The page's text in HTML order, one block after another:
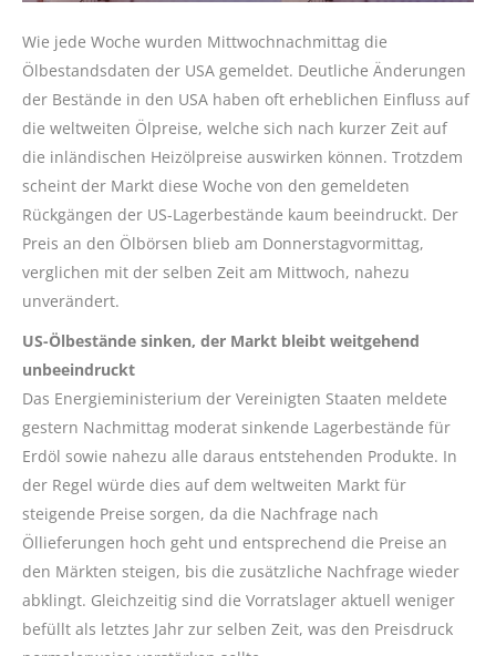
Wie jede Woche wurden Mittwochnachmittag die
Ölbestandsdaten der USA gemeldet. Deutliche Änderungen
der Bestände in den USA haben oft erheblichen Einfluss auf
die weltweiten Ölpreise, welche sich nach kurzer Zeit auf
die inländischen Heizölpreise auswirken können. Trotzdem
scheint der Markt diese Woche von den gemeldeten
Rückgängen der US-Lagerbestände kaum beeindruckt. Der
Preis an den Ölbörsen blieb am Donnerstagvormittag,
verglichen mit der selben Zeit am Mittwoch, nahezu
unverändert.
US-Ölbestände sinken, der Markt bleibt weitgehend
unbeeindruckt
Das Energieministerium der Vereinigten Staaten meldete
gestern Nachmittag moderat sinkende Lagerbestände für
Erdöl sowie nahezu alle daraus entstehenden Produkte. In
der Regel würde dies auf dem weltweiten Markt für
steigende Preise sorgen, da die Nachfrage nach
Öllieferungen hoch geht und entsprechend die Preise an
den Märkten steigen, bis die zusätzliche Nachfrage wieder
abklingt. Gleichzeitig sind die Vorratslager aktuell weniger
befüllt als letztes Jahr zur selben Zeit, was den Preisdruck